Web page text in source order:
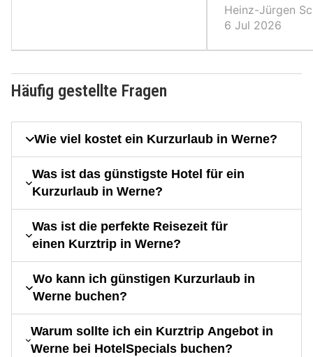
Heinz-Jürgen
6 Jul 2026
Häufig gestellte Fragen
Wie viel kostet ein Kurzurlaub in Werne?
Was ist das günstigste Hotel für ein
Kurzurlaub in Werne?
Was ist die perfekte Reisezeit für
einen Kurztrip in Werne?
Wo kann ich günstigen Kurzurlaub in
Werne buchen?
Warum sollte ich ein Kurztrip Angebot in
Werne bei HotelSpecials buchen?